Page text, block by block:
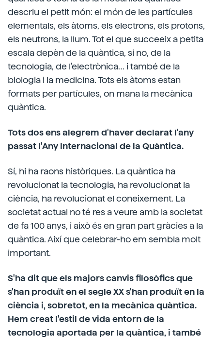
descriu el petit món: el món de les partícules
elementals, els àtoms, els electrons, els protons,
els neutrons, la llum. Tot el que succeeix a petita
escala depèn de la quàntica, si no, de la
tecnologia, de l'electrònica… i també de la
biologia i la medicina. Tots els àtoms estan
formats per partícules, on mana la mecànica
quàntica.
Tots dos ens alegrem d'haver declarat l'any
passat l'Any Internacional de la Quàntica.
Sí, hi ha raons històriques. La quàntica ha
revolucionat la tecnologia, ha revolucionat la
ciència, ha revolucionat el coneixement. La
societat actual no té res a veure amb la societat
de fa 100 anys, i això és en gran part gràcies a la
quàntica. Així que celebrar-ho em sembla molt
important.
S'ha dit que els majors canvis filosòfics que
s'han produït en el segle XX s'han produït en la
ciència i, sobretot, en la mecànica quàntica.
Hem creat l'estil de vida entorn de la
tecnologia aportada per la quàntica, i també